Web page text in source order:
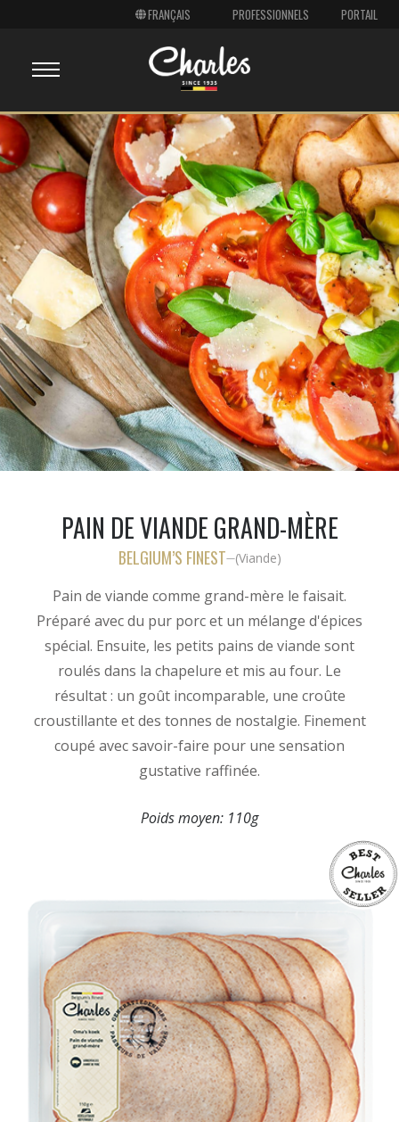
PROFESSIONNELS PORTAIL
PAIN DE VIANDE GRAND-MÈRE
BELGIUM’S FINEST—(Viande)
Pain de viande comme grand-mère le faisait.
Préparé avec du pur porc et un mélange d'épices
spécial. Ensuite, les petits pains de viande sont
roulés dans la chapelure et mis au four. Le
résultat : un goût incomparable, une croûte
croustillante et des tonnes de nostalgie. Finement
coupé avec savoir-faire pour une sensation
gustative raffinée.
Poids moyen: 110g